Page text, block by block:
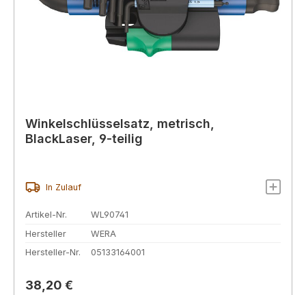
Winkelschlüsselsatz, metrisch,
BlackLaser, 9-teilig
In Zulauf
Artikel-Nr.
WL90741
Hersteller
WERA
Hersteller-Nr.
05133164001
Regulärer Preis:
38,20 €